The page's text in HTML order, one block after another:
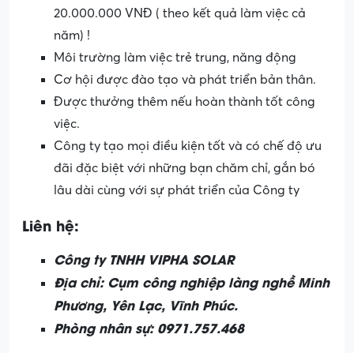
20.000.000 VNĐ ( theo kết quả làm việc cả
năm) !
Môi trường làm việc trẻ trung, năng động
Cơ hội được đào tạo và phát triển bản thân.
Được thưởng thêm nếu hoàn thành tốt công
việc.
Công ty tạo mọi điều kiện tốt và có chế độ ưu
đãi đặc biệt với những bạn chăm chỉ, gắn bó
lâu dài cùng với sự phát triển của Công ty
Liên hệ:
Công ty TNHH VIPHA SOLAR
Địa chỉ: Cụm công nghiệp làng nghề Minh
Phương, Yên Lạc, Vĩnh Phúc.
Phòng nhân sự: 0971.757.468